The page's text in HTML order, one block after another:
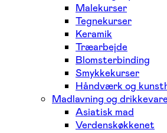
Malekurser
Tegnekurser
Keramik
Træarbejde
Blomsterbinding
Smykkekurser
Håndværk og
Madlavning og
Asiatisk mad
Verdenskøkkenet